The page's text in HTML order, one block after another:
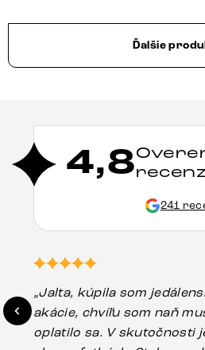
Ďalšie
4,8
241
„Jalta, kúpila som
akácie, chvíľu som naň
oplatilo sa. V skutočnosti